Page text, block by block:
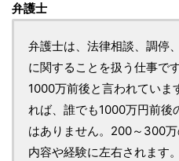
弁護士
弁護士は、法律相談、調停
に関することを扱う仕事で
1000万前後と言われていま
れば、誰でも1000万円前後
はありません。200～300
内容や経験に左右されます